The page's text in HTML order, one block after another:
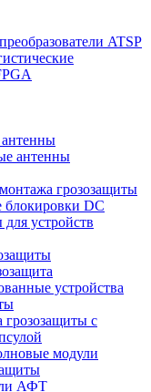
ATSP
антенны
грозозащиты
блокировки DC
устройств
устройства
грозозащиты с
модули
АФТ